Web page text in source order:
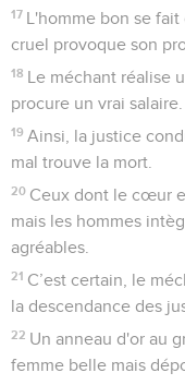
17 L'homme bon se
cruel provoque son
18 Le méchant réalise
procure un vrai salaire.
19 Ainsi, la justice
mal trouve la mort.
20 Ceux dont le cœur
mais les hommes
agréables.
21 C’est certain, le
la descendance des
22 Un anneau d'or au
femme belle mais